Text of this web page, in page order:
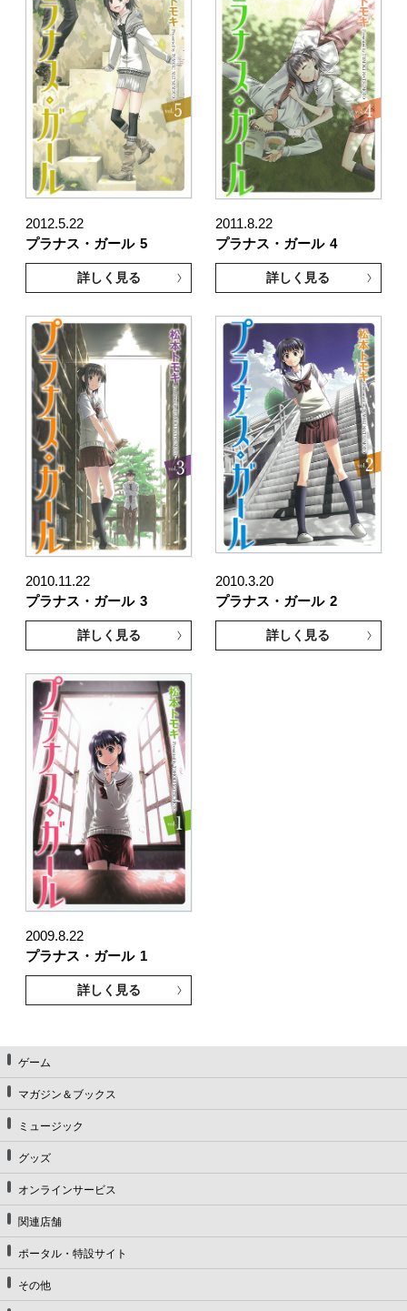
2012.5.22
プラナス・ガール 5
詳しく見る
2011.8.22
プラナス・ガール 4
詳しく見る
2010.11.22
プラナス・ガール 3
詳しく見る
2010.3.20
プラナス・ガール 2
詳しく見る
2009.8.22
プラナス・ガール 1
詳しく見る
ゲーム
マガジン＆ブックス
ミュージック
グッズ
オンラインサービス
関連店舗
ポータル・特設サイト
その他